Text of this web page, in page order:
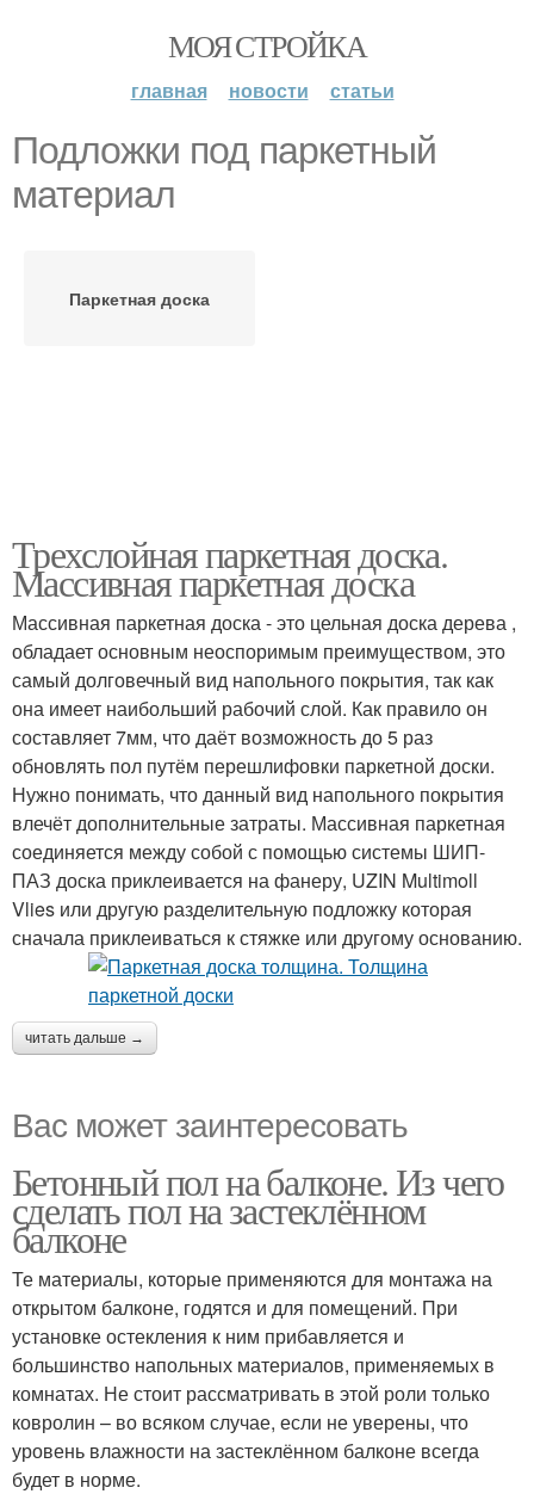
МОЯ СТРОЙКА
главная новости статьи
Подложки под паркетный
материал
Паркетная доска
Трехслойная паркетная доска.
Массивная паркетная доска
Массивная паркетная доска - это цельная доска дерева ,
обладает основным неоспоримым преимуществом, это
самый долговечный вид напольного покрытия, так как
она имеет наибольший рабочий слой. Как правило он
составляет 7мм, что даёт возможность до 5 раз
обновлять пол путём перешлифовки паркетной доски.
Нужно понимать, что данный вид напольного покрытия
влечёт дополнительные затраты. Массивная паркетная
соединяется между собой с помощью системы ШИП-
ПАЗ доска приклеивается на фанеру, UZIN Multimoll
Vlies или другую разделительную подложку которая
сначала приклеиваться к стяжке или другому основанию.
читать дальше →
Вас может заинтересовать
Бетонный пол на балконе. Из чего
сделать пол на застеклённом
балконе
Те материалы, которые применяются для монтажа на
открытом балконе, годятся и для помещений. При
установке остекления к ним прибавляется и
большинство напольных материалов, применяемых в
комнатах. Не стоит рассматривать в этой роли только
ковролин – во всяком случае, если не уверены, что
уровень влажности на застеклённом балконе всегда
будет в норме.